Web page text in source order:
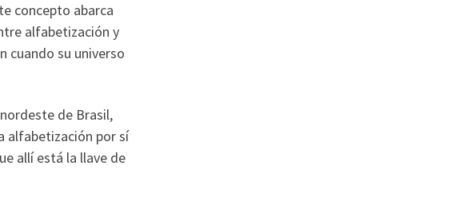
concepto abarca
alfabetización y
cuando su universo
de Brasil,
alfabetización por sí
allí está la llave de